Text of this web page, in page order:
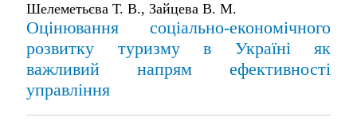
Шелеметьєва Т. В., Зайцева В. М.
Оцінювання соціально-економічного
розвитку туризму в Україні як
важливий напрям ефективності
управління